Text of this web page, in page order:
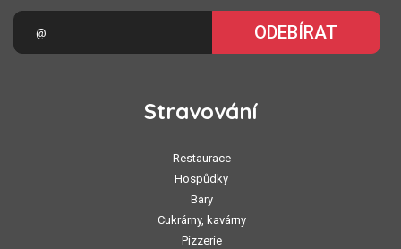
ODEBÍRAT
Stravování
Restaurace
Hospůdky
Bary
Cukrárny, kavárny
Pizzerie